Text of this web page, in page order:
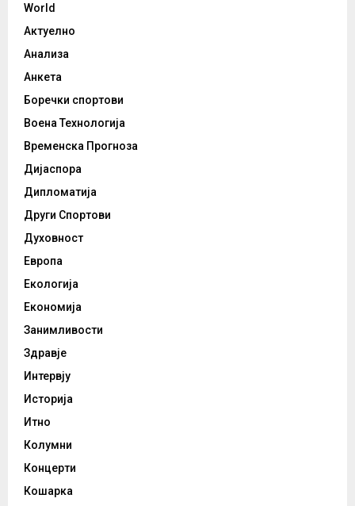
World
Актуелно
Анализа
Анкета
Боречки спортови
Воена Технологија
Временска Прогноза
Дијаспора
Дипломатија
Други Спортови
Духовност
Европа
Екологија
Економија
Занимливости
Здравје
Интервју
Историја
Итно
Колумни
Концерти
Кошарка